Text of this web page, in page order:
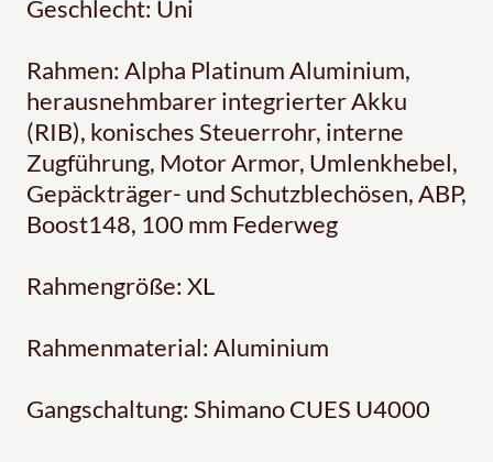
Geschlecht: Uni
Rahmen: Alpha Platinum Aluminium,
herausnehmbarer integrierter Akku
(RIB), konisches Steuerrohr, interne
Zugführung, Motor Armor, Umlenkhebel,
Gepäckträger- und Schutzblechösen, ABP,
Boost148, 100 mm Federweg
Rahmengröße: XL
Rahmenmaterial: Aluminium
Gangschaltung: Shimano CUES U4000